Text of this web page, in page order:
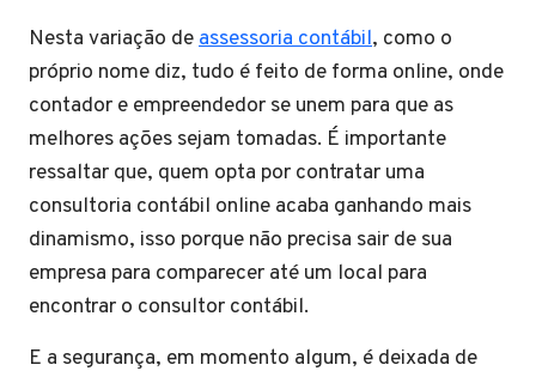
Nesta variação deassessoria contábil, como o
próprio nome diz, tudo é feito de forma online, onde
contador e empreendedor se unem para que as
melhores ações sejam tomadas. É importante
ressaltar que, quem opta por contratar uma
consultoria contábil online acaba ganhando mais
dinamismo, isso porque não precisa sair de sua
empresa para comparecer até um local para
encontrar o consultor contábil.
E a segurança, em momento algum, é deixada de